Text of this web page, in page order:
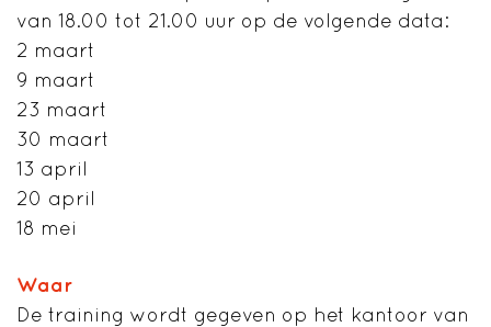
van 18.00 tot 21.00 uur op de volgende data:
2 maart
9 maart
23 maart
30 maart
13 april
20 april
18 mei
Waar
De training wordt gegeven op het kantoor van